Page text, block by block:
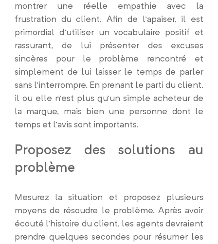
montrer une réelle empathie avec la
frustration du client. Afin de l’apaiser, il est
primordial d’utiliser un vocabulaire positif et
rassurant, de lui présenter des excuses
sincères pour le problème rencontré et
simplement de lui laisser le temps de parler
sans l’interrompre. En prenant le parti du client,
il ou elle n’est plus qu’un simple acheteur de
la marque, mais bien une personne dont le
temps et l’avis sont importants.
Proposez des solutions au
problème
Mesurez la situation et proposez plusieurs
moyens de résoudre le problème. Après avoir
écouté l’histoire du client, les agents devraient
prendre quelques secondes pour résumer les